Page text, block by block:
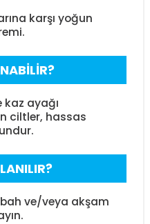
karşı yoğun
kaz ayağı
ciltler, hassas
ve/veya akşam